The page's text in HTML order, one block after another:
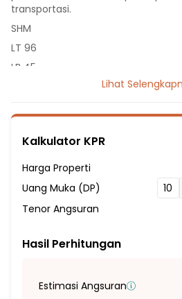
transportasi.
SHM
LT 96
LB 45
Listrik 1300 VA
Sumber Air PDAM
Hadap Barat
Fasilitas Sekitar Hunian:
2 Menit ke SMP Islam Baidhaul
3 Menit ke Sekolah Dasar Penerus
Lihat
Kalkulator KPR
Harga Properti
Uang Muka (DP)
Tenor Angsuran
Hasil Perhitungan
Estimasi Angsuran